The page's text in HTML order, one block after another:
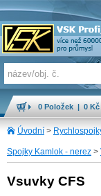
0 Položek | 0 Kč
Úvodní >
Spojky Kamlok - nerez >
Vsuvky CFS